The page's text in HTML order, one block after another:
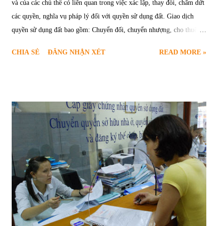
và của các chủ thể có liên quan trong việc xác lập, thay đổi, chấm dứt
các quyền, nghĩa vụ pháp lý đối với quyền sử dụng đất. Giao dịch
quyền sử dụng đất bao gồm: Chuyển đối, chuyển nhượng, cho thuê,
1. Điều kiện chuyển đổi quyền sử dụng đất Chuyển đổi quyền sử dụng
tính chất hàng hóa - tiền tệ; - Cả hai bên đều có chuyển quyền và nhận
chuyển quyền sử dụng đất ; - Không làm tích tụ, tập trung đất đai về
một chủ thể. * Điều kiện thực hiện chuyển đổi quyền sử dụng đất quy
định tại điểm a khoản 1 Điều 169 và Điều 190 Luật Đất đai 2013:
CHIA SẺ ĐĂNG NHẬN XÉT READ MORE »